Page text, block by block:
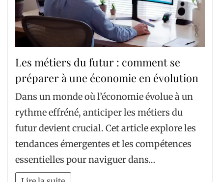
Les métiers du futur : comment se
préparer à une économie en évolution
Dans un monde où l’économie évolue à un
rythme effréné, anticiper les métiers du
futur devient crucial. Cet article explore les
tendances émergentes et les compétences
essentielles pour naviguer dans…